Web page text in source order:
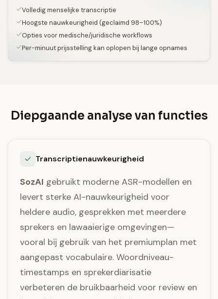
Volledig menselijke transcriptie
Hoogste nauwkeurigheid (geclaimd 98–100%)
Opties voor medische/juridische workflows
Per-minuut prijsstelling kan oplopen bij lange opnames
Diepgaande analyse van functies
Transcriptienauwkeurigheid
SozAI gebruikt moderne ASR-modellen en
levert sterke AI-nauwkeurigheid voor
heldere audio, gesprekken met meerdere
sprekers en lawaaierige omgevingen—
vooral bij gebruik van het premiumplan met
aangepast vocabulaire. Woordniveau-
timestamps en sprekerdiarisatie
verbeteren de bruikbaarheid voor review en